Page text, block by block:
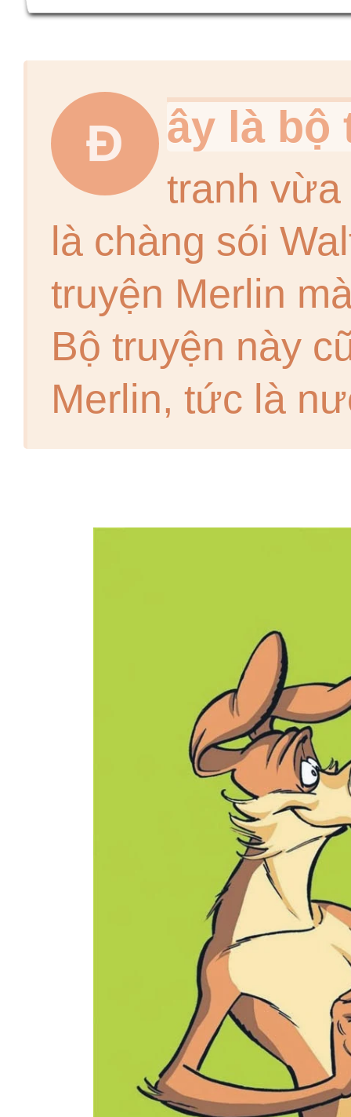
Đ ây là bộ
tranh
là chàng sói
truyện Merlin
Bộ truyện này
Merlin, tức là